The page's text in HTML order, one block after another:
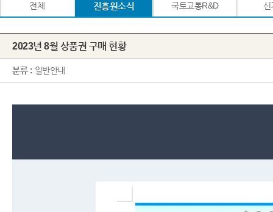
전체 진흥원소식 국토교통R&D 신
2023년 8월 상품권 구매 현황
분류 : 일반안내